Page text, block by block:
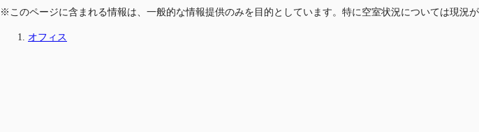
※このページに含まれる情報は、一般的な情報提供のみを目的としています。特に空室状況については現況
オフィス